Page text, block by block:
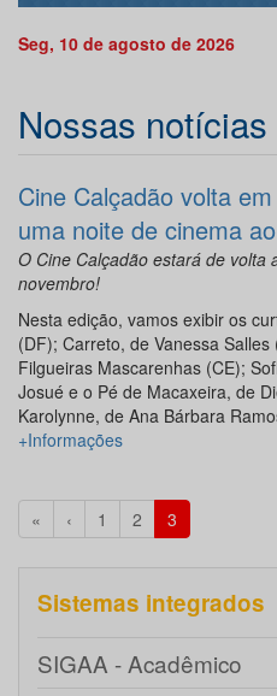
Seg, 10 de agosto de 2026
Nossas notícias
Cine Calçadão volta
uma noite de cinema
O Cine Calçadão estará de volta
novembro!
Nesta edição, vamos exibir os
(DF); Carreto, de Vanessa
Filgueiras Mascarenhas (CE);
Josué e o Pé de Macaxeira, de
Karolynne, de Ana Bárbara
+Informações
« ‹ 1 2 3
Sistemas integrados
SIGAA - Acadêmico